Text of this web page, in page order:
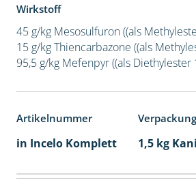
Wirkstoff
45 g/kg Mesosulfuron ((als
15 g/kg Thiencarbazone ((als
95,5 g/kg Mefenpyr ((als Diethylester
Artikelnummer
in Incelo Komplett 1,5 kg